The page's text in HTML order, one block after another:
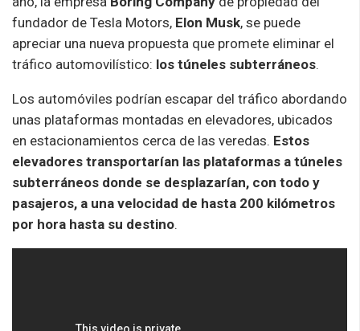
fundador de Tesla Motors, Elon Musk, se puede
apreciar una nueva propuesta que promete eliminar el
tráfico automovilístico: los túneles subterráneos.
Los automóviles podrían escapar del tráfico abordando
unas plataformas montadas en elevadores, ubicados
en estacionamientos cerca de las veredas. Estos
elevadores transportarían las plataformas a túneles
subterráneos donde se desplazarían, con todo y
pasajeros, a una velocidad de hasta 200 kilómetros
por hora hasta su destino.